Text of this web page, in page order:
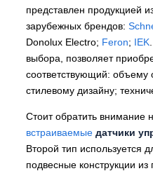
представлен продукцией
зарубежных брендов:
Donolux Electro; Feron; IEK
выбора, позволяет
соответствующий:
стилевому дизайну;
Стоит обратить внимание
встраиваемые датчики
Второй тип используется
подвесные конструкции